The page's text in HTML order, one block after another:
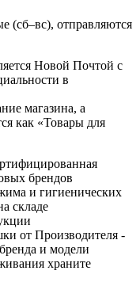
(сб–вс), отправляются
Новой Почтой с
в
магазина, а
как «Товары для
брендов
и гигиенических
складе
от Производителя -
и модели
храните